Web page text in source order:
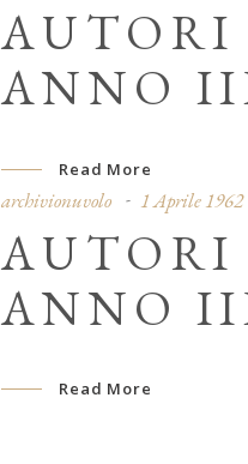
AUTORI
ANNO
Read More
archivionuvolo 1 Aprile 1962
AUTORI
ANNO
Read More